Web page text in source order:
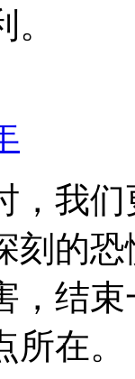
，我
刻的
，结
在。